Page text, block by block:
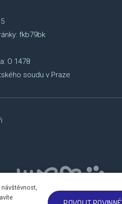
fkb79bk
O 1478
soudu v Praze